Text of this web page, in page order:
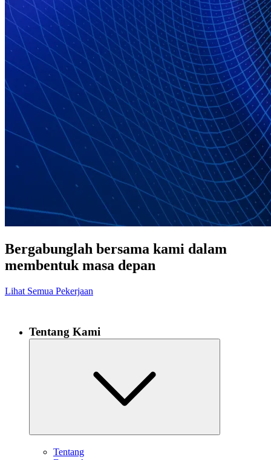
Bergabunglah bersama kami dalam
membentuk masa depan
Lihat Semua Pekerjaan
Tentang Kami
Tentang